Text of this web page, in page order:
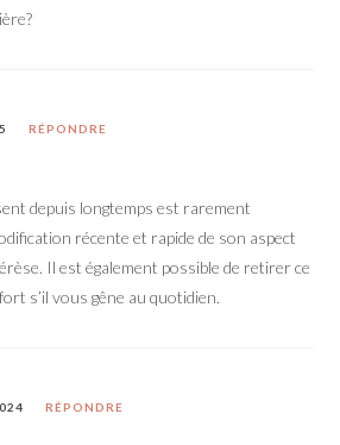
RÉPONDRE
depuis longtemps est rarement
récente et rapide de son aspect
Il est également possible de retirer ce
s’il vous gêne au quotidien.
RÉPONDRE